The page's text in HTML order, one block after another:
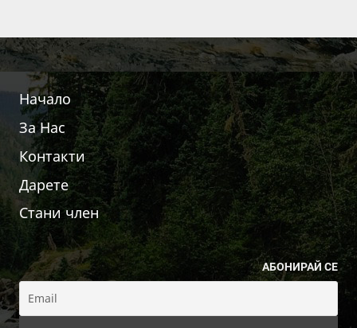
Начало
За Нас
Контакти
Дарете
Стани член
АБОНИРАЙ СЕ